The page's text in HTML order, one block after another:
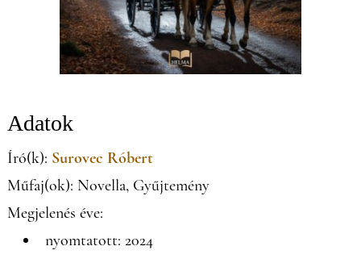
Adatok
Író(k): Surovec Róbert
Műfaj(ok): Novella, Gyűjtemény
Megjelenés éve:
nyomtatott: 2024